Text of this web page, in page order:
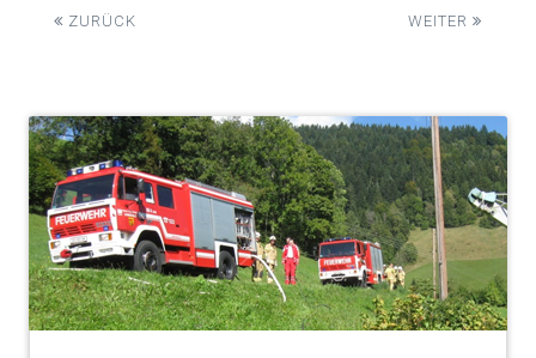
ZURÜCK WEITER